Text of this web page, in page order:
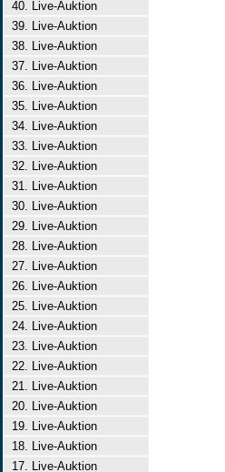
40. Live-Auktion
39. Live-Auktion
38. Live-Auktion
37. Live-Auktion
36. Live-Auktion
35. Live-Auktion
34. Live-Auktion
33. Live-Auktion
32. Live-Auktion
31. Live-Auktion
30. Live-Auktion
29. Live-Auktion
28. Live-Auktion
27. Live-Auktion
26. Live-Auktion
25. Live-Auktion
24. Live-Auktion
23. Live-Auktion
22. Live-Auktion
21. Live-Auktion
20. Live-Auktion
19. Live-Auktion
18. Live-Auktion
17. Live-Auktion